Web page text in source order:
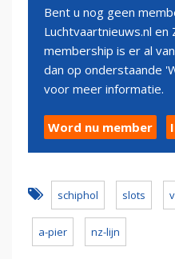
Bent u nog geen
Luchtvaartnieuws.nl en
membership is er al
dan op onderstaande
voor meer informatie.
Word nu member
schiphol slots
a-pier nz-lijn